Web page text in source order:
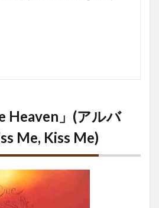
Heaven」(アルバ
Me, Kiss Me)